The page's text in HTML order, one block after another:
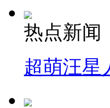
热点新闻
超萌汪星